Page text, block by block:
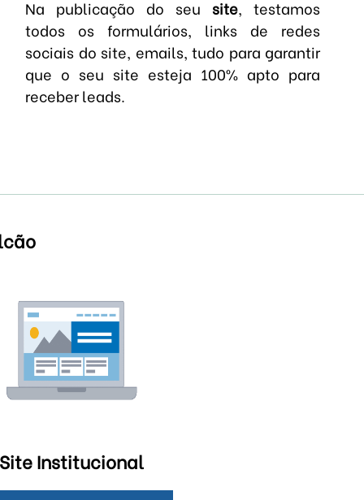
Na publicação do seusite, testamos
todos os formulários, links de redes
sociais do site, emails, tudo para garantir
que o seu site esteja 100% apto para
receber leads.
Institucional